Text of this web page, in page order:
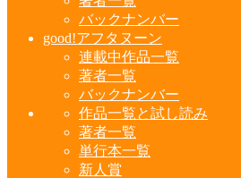
バックナンバー
good!アフタヌーン
連載中作品一覧
著者一覧
バックナンバー
作品一覧と試し読み
著者一覧
単行本一覧
新人賞